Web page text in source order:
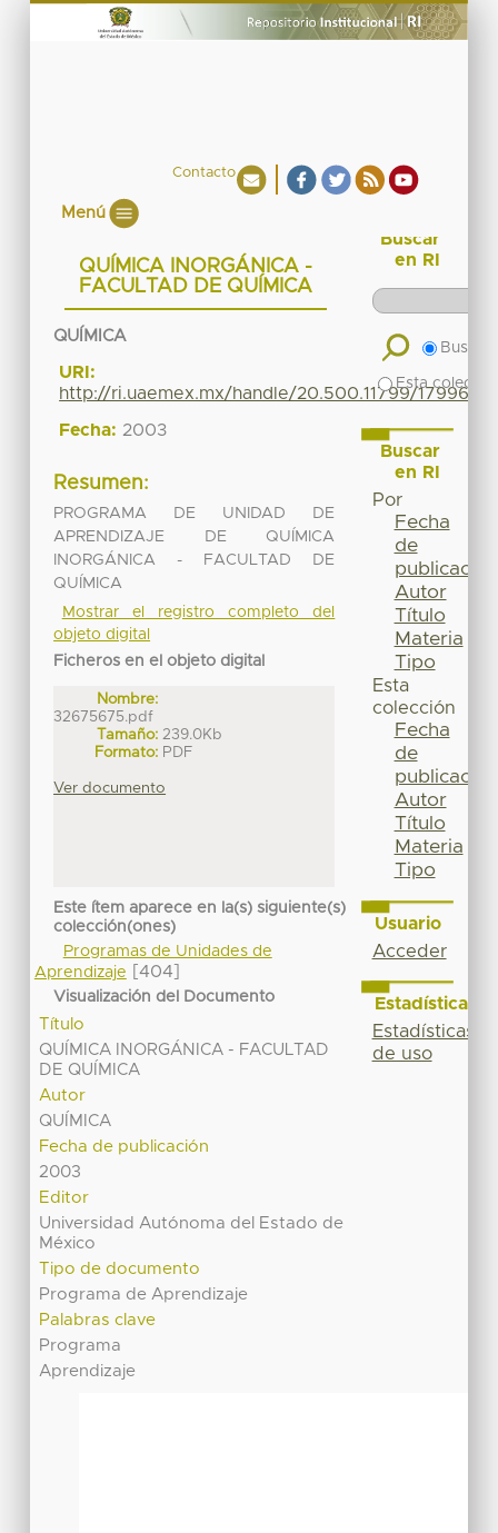
Contacto
Menú
QUÍMICA INORGÁNICA -
FACULTAD DE QUÍMICA
QUÍMICA
URI:
http://ri.uaemex.mx/handle/20.500.11799/17996
Fecha: 2003
Resumen:
PROGRAMA DE UNIDAD DE
APRENDIZAJE DE QUÍMICA
INORGÁNICA - FACULTAD DE
QUÍMICA
Mostrar el registro completo del
objeto digital
Ficheros en el objeto digital
Nombre:
32675675.pdf
Tamaño: 239.0Kb
Formato: PDF
Ver documento
Este ítem aparece en la(s) siguiente(s)
colección(ones)
Programas de Unidades de
Aprendizaje
[404]
Visualización del Documento
Título
QUÍMICA INORGÁNICA - FACULTAD
DE QUÍMICA
Autor
QUÍMICA
Fecha de publicación
2003
Editor
Universidad Autónoma del Estado de
México
Tipo de documento
Programa de Aprendizaje
Palabras clave
Programa
Aprendizaje
Buscar
en RI
Buscar
Esta
Buscar
en RI
Por
Fecha
de
publicación
Autor
Título
Materia
Tipo
Esta
colección
Fecha
de
publicación
Autor
Título
Materia
Tipo
Usuario
Acceder
Estadísticas
Estadísticas
de uso